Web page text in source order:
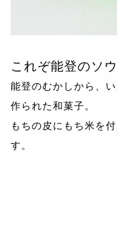
これぞ能登のソ
能登のむかしから、
作られた和菓子。
もちの皮にもち米を
す。